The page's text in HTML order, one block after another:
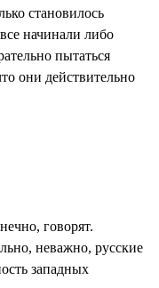
становилось
начинали либо
пытаться
они действительно
говорят.
неважно, русские
западных